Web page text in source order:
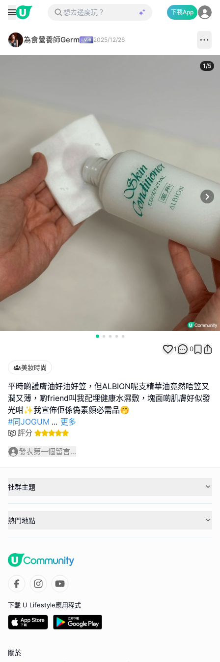
下載App
為食營養師Germ 2025/12/26
1/5
1 0
美妝時尚
平時啲護膚油好油好笠，但ALBION呢支精華油竟然唔笠又
潤又薄，啲friend叫我配埋健康水濕敷，塊面啲肌膚好似發
#同JOGUM ... 更多
評分
發表第一個留言...
社群主題
熱門地點
下載 U Lifestyle應用程式
關於